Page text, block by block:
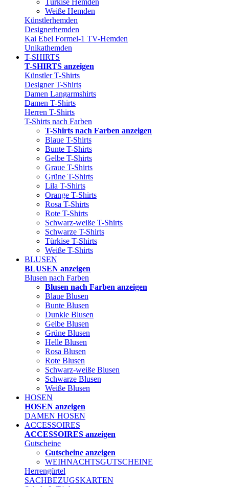
Türkise Hemden
Weiße Hemden
Künstlerhemden
Designerhemden
Kai Ebel Formel-1 TV-Hemden
Unikathemden
T-SHIRTS
T-SHIRTS anzeigen
Künstler T-Shirts
Designer T-Shirts
Damen Langarmshirts
Damen T-Shirts
Herren T-Shirts
T-Shirts nach Farben
T-Shirts nach Farben anzeigen
Blaue T-Shirts
Bunte T-Shirts
Gelbe T-Shirts
Graue T-Shirts
Grüne T-Shirts
Lila T-Shirts
Orange T-Shirts
Rosa T-Shirts
Rote T-Shirts
Schwarz-weiße T-Shirts
Schwarze T-Shirts
Türkise T-Shirts
Weiße T-Shirts
BLUSEN
BLUSEN anzeigen
Blusen nach Farben
Blusen nach Farben anzeigen
Blaue Blusen
Bunte Blusen
Dunkle Blusen
Gelbe Blusen
Grüne Blusen
Helle Blusen
Rosa Blusen
Rote Blusen
Schwarz-weiße Blusen
Schwarze Blusen
Weiße Blusen
HOSEN
HOSEN anzeigen
DAMEN HOSEN
ACCESSOIRES
ACCESSOIRES anzeigen
Gutscheine
Gutscheine anzeigen
WEIHNACHTSGUTSCHEINE
Herrengürtel
SACHBEZUGSKARTEN